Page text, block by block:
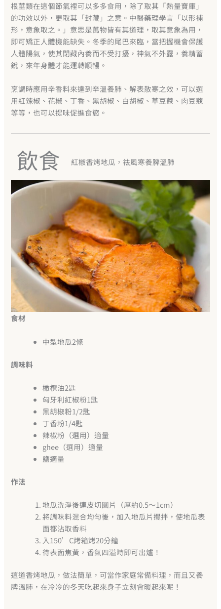
根莖類在這個節氣裡可以多多食用，除了取其「熱量寶庫」
的功效以外，更取其「封藏」之意。中醫藥理學言「以形補
形，意象取之。」意思是萬物皆有其道理，取其意象為用，
即可矯正人體機能缺失。冬季的尾巴來臨，當把握機會保護
人體陽氣，使其閉藏內養而不受打擾，神氣不外露，養精蓄
銳，來年身體才能運轉順暢。
烹調時應用辛香料來達到辛溫養肺、解表散寒之效，可以選
用紅辣椒、花椒、丁香、黑胡椒、白胡椒、草豆蔻、肉豆蔻
等等，也可以提味促進食慾。
飲食 紅椒香烤地瓜，祛風寒養脾溫肺
食材
中型地瓜2條
調味料
橄欖油2匙
匈牙利紅椒粉1匙
黑胡椒粉1/2匙
丁香粉1/4匙
辣椒粉（選用）適量
ghee（選用）適量
鹽適量
作法
地瓜洗淨後連皮切圓片（厚約0.5～1cm）
將調味料混合均勻後，加入地瓜片攪拌，使地瓜表
面都沾取香料
入150’C烤箱烤20分鐘
待表面焦黃，香氣四溢時即可出爐！
這道香烤地瓜，做法簡單，可當作家庭常備料理，而且又養
脾溫肺，在冷冷的冬天吃起來身子立刻會暖起來呢！